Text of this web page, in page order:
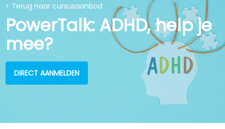
< Terug naar cursusaanbod
PowerTalk: ADHD, help je
mee?
DIRECT AANMELDEN